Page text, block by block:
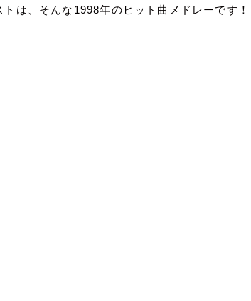
トは、そんな 1998年のヒット曲メドレーです！